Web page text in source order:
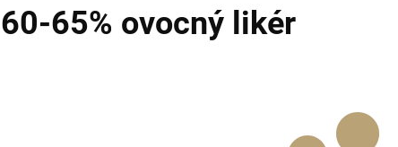
60-65% ovocný likér